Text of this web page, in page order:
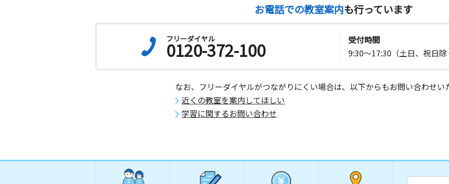
お電話での教室案内も行っています
フリーダイヤル
0120-372-100
受付時間
9:30～17:30（土日、祝日除
なお、フリーダイヤルがつながりにくい場合は、以下からもお問い合わせい
近くの教室を案内してほしい
学習に関するお問い合わせ